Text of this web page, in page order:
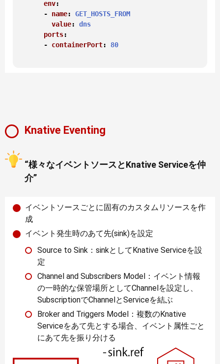
env:
      -
name: GET_HOSTS_FROM
value: dns
ports:
      -
containerPort: 80
Knative Eventing
“様々なイベントソースとKnative Serviceを仲
介”
イベントソースごとに固有のカスタムリソースを作
成
イベント発生時のあて先(sink)を設定
Source to Sink：sinkとしてKnative Serviceを設
定
Channel and Subscribers Model：イベント情報
の一時的な保管場所としてChannelを設定し、
SubscriptionでChannelとServiceを結ぶ
Broker and Triggers Model：複数のKnative
Serviceをあて先とする場合、イベント属性ごと
にあて先を振り分ける